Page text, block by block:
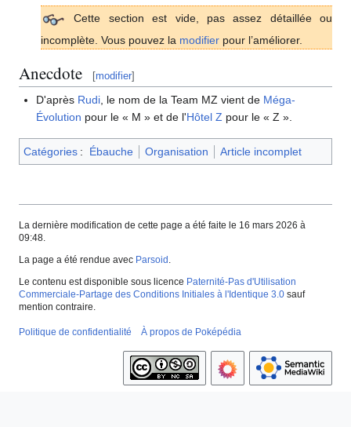
Cette section est vide, pas assez détaillée ou
incomplète. Vous pouvez la modifier pour l’améliorer.
Anecdote [modifier]
D'après Rudi, le nom de la Team MZ vient de Méga-
Évolution pour le « M » et de l'Hôtel Z pour le « Z ».
Catégories : Ébauche Organisation Article incomplet
La dernière modification de cette page a été faite le 16 mars 2026 à
09:48.
La page a été rendue avec Parsoid
Le contenu est disponible sous licence Paternité-Pas d'Utilisation
Commerciale-Partage des Conditions Initiales à l'Identique 3.0 sauf
mention contraire.
Politique de confidentialité À propos de Poképédia